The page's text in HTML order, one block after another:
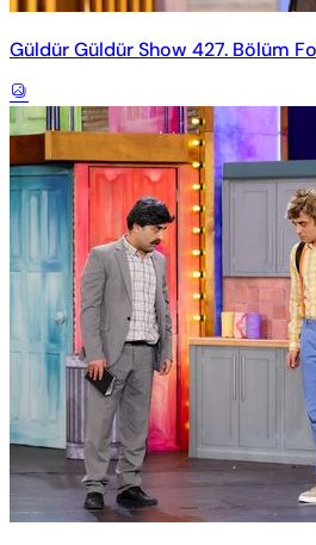
Güldür Güldür Show 427. Bölüm